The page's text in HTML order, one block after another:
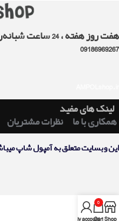
هفت روز هفته ،
09186969267
لینک های مفید
همکاری با ما
نظرات مشتریان
اين وبسايت متعلق به آمپول شاپ
0